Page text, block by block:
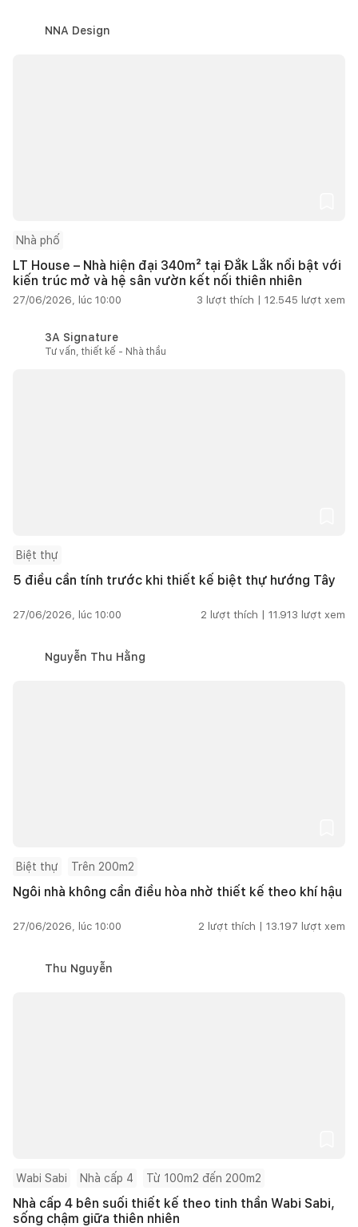
NNA Design
Nhà phố
LT House – Nhà hiện đại 340m² tại Đắk Lắk nổi bật với
kiến trúc mở và hệ sân vườn kết nối thiên nhiên
27/06/2026, lúc 10:00 3 lượt thích | 12.545 lượt xem
3A Signature
Tư vấn, thiết kế - Nhà thầu
Biệt thự
5 điều cần tính trước khi thiết kế biệt thự hướng Tây
27/06/2026, lúc 10:00 2 lượt thích | 11.913 lượt xem
Nguyễn Thu Hằng
Biệt thự Trên 200m2
Ngôi nhà không cần điều hòa nhờ thiết kế theo khí hậu
27/06/2026, lúc 10:00 2 lượt thích | 13.197 lượt xem
Thu Nguyễn
Wabi Sabi Nhà cấp 4 Từ 100m2 đến 200m2
Nhà cấp 4 bên suối thiết kế theo tinh thần Wabi Sabi,
sống chậm giữa thiên nhiên